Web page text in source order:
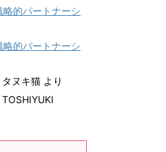
的パートナーシ
的パートナーシ
タヌキ猫 より
TOSHIYUKI